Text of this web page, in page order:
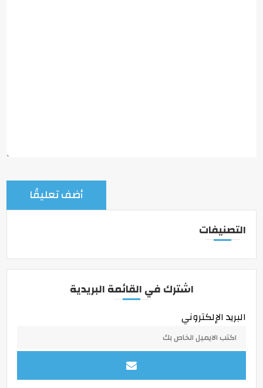
التصنيفات
اشترك في القائمة البريدية
البريد الإلكتروني